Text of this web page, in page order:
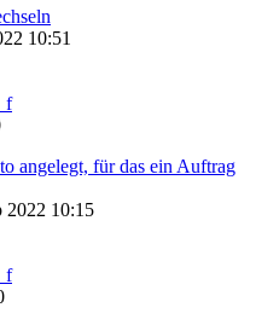
10:51
angelegt, für das ein Auftrag
2022 10:15